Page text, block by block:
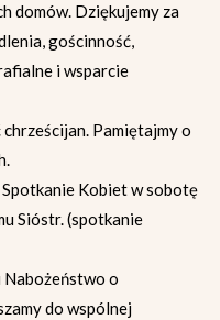
domów. Dziękujemy za
gościnność,
i wsparcie
Pamiętajmy o
Kobiet w sobotę
Sióstr. (spotkanie
o
do wspólnej